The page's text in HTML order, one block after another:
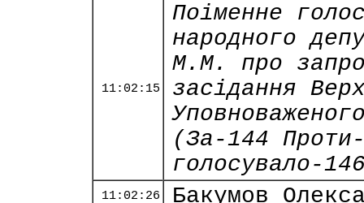
11:02:15
Поіменне
народного
М.М. про
засідання
(За-144
голосувало-
11:02:26 Бакумов